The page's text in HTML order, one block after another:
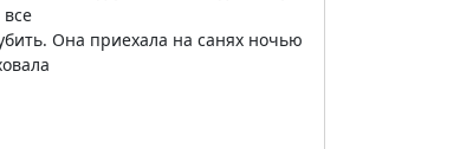
Она приехала на санях ночью